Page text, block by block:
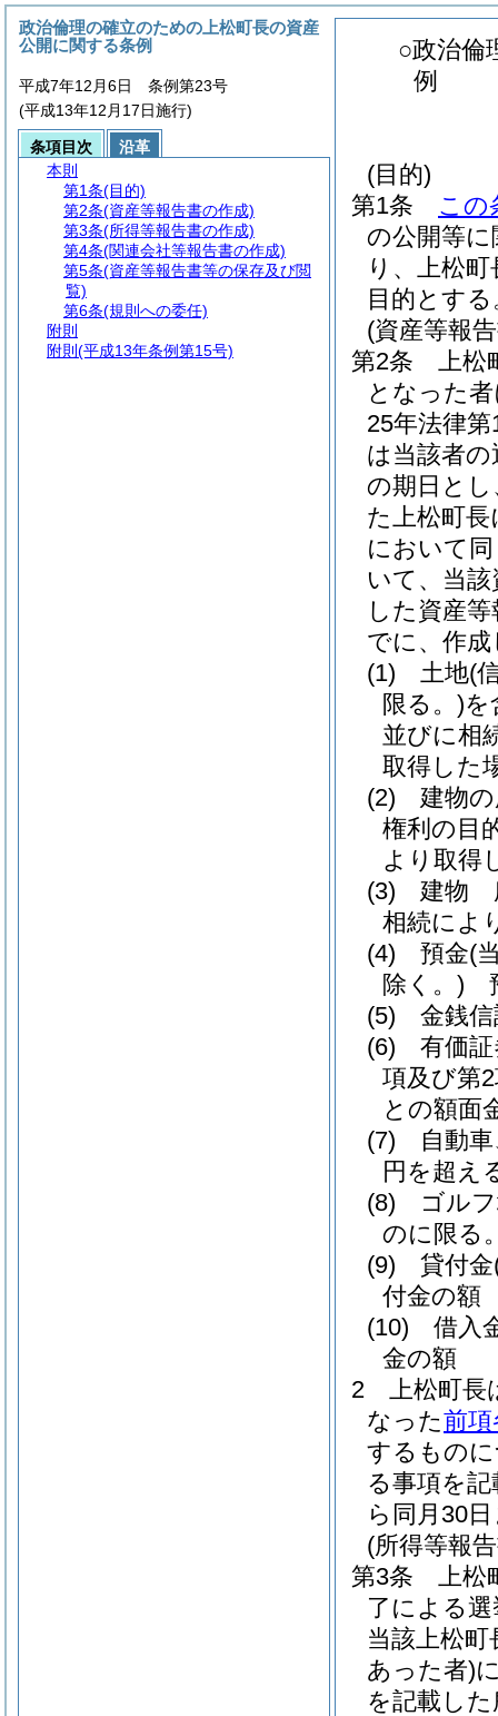
○政治倫
例
(目的)
第1条
この
の公開等
り、上松
目的とする
(資産等報
第2条
上松
となった
25年法律第
は当該者
の期日と
た上松町
において
いて、当
した資産
でに、作
(1)
土地(
限る。)を
並びに相
取得した
(2)
建物
権利の目
より取得
(3)
建物
相続によ
(4)
預金(
除く。)
(5)
金銭
(6)
有価
項及び第
との額面
(7)
自動
円を超え
(8)
ゴル
のに限る
(9)
貸付金
付金の額
(10)
借入
金の額
2
上松町長
なった前
するもの
る事項を
ら同月30
(所得等報
第3条
上松
了による
当該上松
あった者)
を記載し
政治倫理の確立のための上松町長の資産
公開に関する条例
平成7年12月6日 条例第23号
(平成13年12月17日施行)
条項目次
沿革
本則
第1条(目的)
第2条(資産等報告書の作成)
第3条(所得等報告書の作成)
第4条(関連会社等報告書の作成)
第5条(資産等報告書等の保存及び閲
覧)
第6条(規則への委任)
附則
附則 (平成13年条例第15号)